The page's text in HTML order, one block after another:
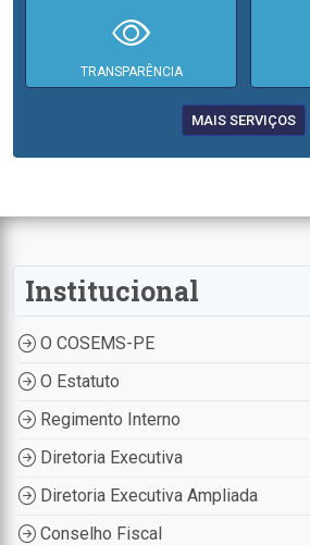
TRANSPARÊNCIA
MAIS SERVIÇOS
Institucional
O COSEMS-PE
O Estatuto
Regimento Interno
Diretoria Executiva
Diretoria Executiva Ampliada
Conselho Fiscal